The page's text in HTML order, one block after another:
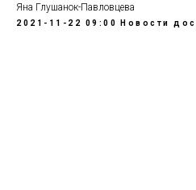
Яна Глушанок-Павловцева
2021-11-22 09:00 Новости